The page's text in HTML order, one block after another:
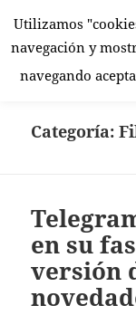
El Rincón
Categoría:
en su
versión
Utilizamos
navegación y
navegando